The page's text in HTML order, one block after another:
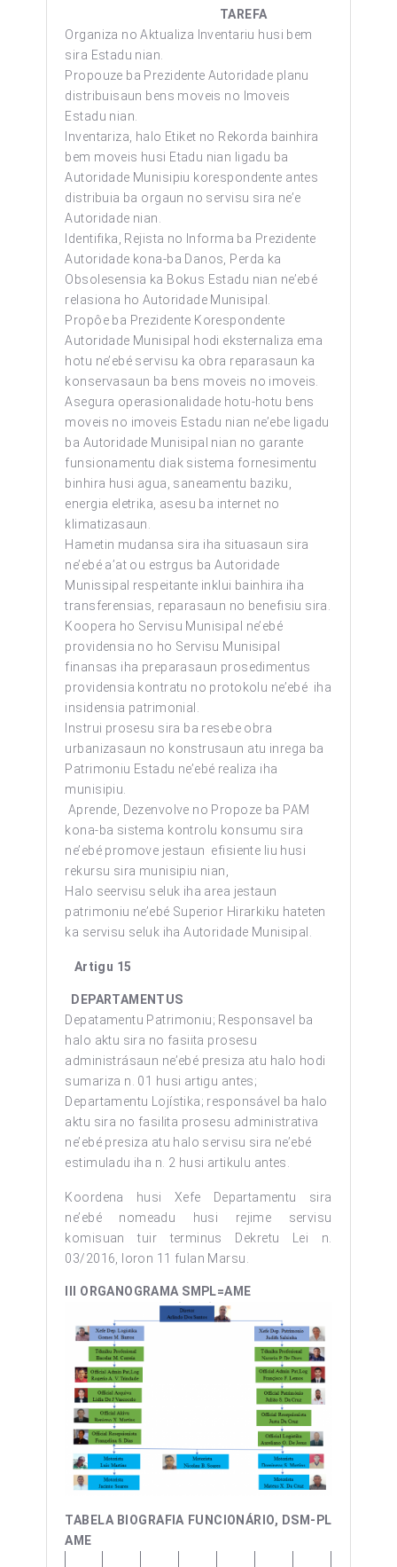
TAREFA
Organiza no Aktualiza Inventariu husi bem
sira Estadu nian.
Propouze ba Prezidente Autoridade planu
distribuisaun bens moveis no Imoveis
Estadu nian.
Inventariza, halo Etiket no Rekorda bainhira
bem moveis husi Etadu nian ligadu ba
Autoridade Munisipiu korespondente antes
distribuia ba orgaun no servisu sira ne’e
Autoridade nian.
Identifika, Rejista no Informa ba Prezidente
Autoridade kona-ba Danos, Perda ka
Obsolesensia ka Bokus Estadu nian ne’ebé
relasiona ho Autoridade Munisipal.
Propôe ba Prezidente Korespondente
Autoridade Munisipal hodi eksternaliza ema
hotu ne’ebé servisu ka obra reparasaun ka
konservasaun ba bens moveis no imoveis.
Asegura operasionalidade hotu-hotu bens
moveis no imoveis Estadu nian ne’ebe ligadu
ba Autoridade Munisipal nian no garante
funsionamentu diak sistema fornesimentu
binhira husi agua, saneamentu baziku,
energia eletrika, asesu ba internet no
klimatizasaun.
Hametin mudansa sira iha situasaun sira
ne’ebé a’at ou estrgus ba Autoridade
Munissipal respeitante inklui bainhira iha
transferensias, reparasaun no benefisiu sira.
Koopera ho Servisu Munisipal ne’ebé
providensia no ho Servisu Munisipal
finansas iha preparasaun prosedimentus
providensia kontratu no protokolu ne’ebé iha
insidensia patrimonial.
Instrui prosesu sira ba resebe obra
urbanizasaun no konstrusaun atu inrega ba
Patrimoniu Estadu ne’ebé realiza iha
munisipiu.
Aprende, Dezenvolve no Propoze ba PAM
kona-ba sistema kontrolu konsumu sira
ne’ebé promove jestaun efisiente liu husi
rekursu sira munisipiu nian,
Halo seervisu seluk iha area jestaun
patrimoniu ne’ebé Superior Hirarkiku hateten
ka servisu seluk iha Autoridade Munisipal.
Artigu 15
DEPARTAMENTUS
Depatamentu Patrimoniu; Responsavel ba
halo aktu sira no fasiita prosesu
administrásaun ne’ebé presiza atu halo hodi
sumariza n. 01 husi artigu antes;
Departamentu Lojístika; responsável ba halo
aktu sira no fasilita prosesu administrativa
ne’ebé presiza atu halo servisu sira ne’ebé
estimuladu iha n. 2 husi artikulu antes.
Koordena husi Xefe Departamentu sira
ne’ebé nomeadu husi rejime servisu
komisuan tuir terminus Dekretu Lei n.
03/2016, loron 11 fulan Marsu.
III ORGANOGRAMA SMPL=AME
TABELA BIOGRAFIA FUNCIONÁRIO, DSM-PL
AME